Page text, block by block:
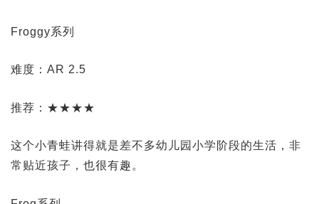
Froggy系列
难度：AR 2.5
推荐：★★★★
这个小青蛙讲得就是差不多幼儿园小学阶段的生活，非
常贴近孩子，也很有趣。